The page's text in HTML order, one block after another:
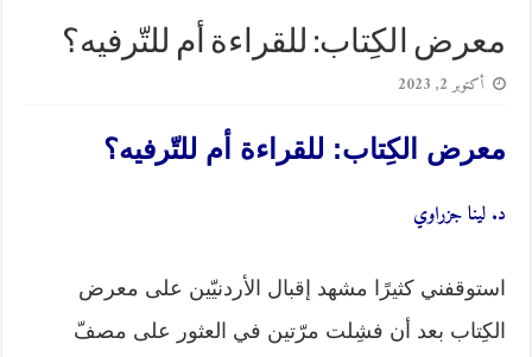
معرض الكِتاب: للقراءة أم للتّرفيه؟
أكتوبر 2, 2023
معرض الكِتاب: للقراءة أم للتّرفيه؟
د. لينا جزراوي
استوقفني كثيرًا مشهد إقبال الأردنيّين على معرض
الكِتاب بعد أن فشِلت مرّتين في العثور على مصفّ